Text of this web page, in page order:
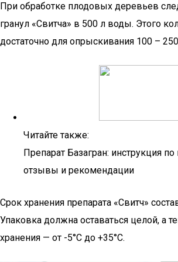
При обработке плодовых деревьев
гранул «Свитча» в 500 л воды. Этого
достаточно для опрыскивания 100 –
Читайте также:
Препарат Базагран: инструкция
отзывы и рекомендации
Срок хранения препарата «Свитч»
Упаковка должна оставаться целой, а
хранения — от -5°С до +35°С.